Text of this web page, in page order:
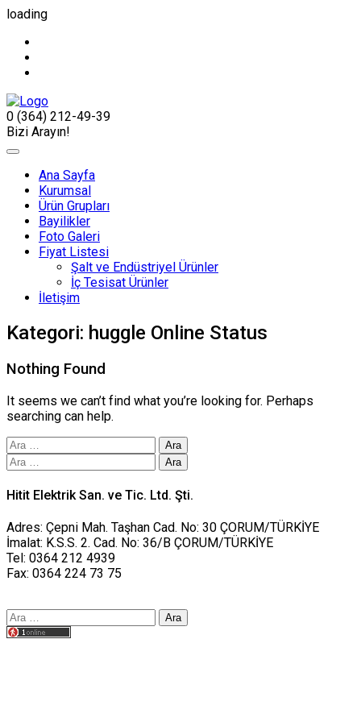
loading
0 (364) 212-49-39
Bizi Arayın!
Ana Sayfa
Kurumsal
Ürün Grupları
Bayilikler
Foto Galeri
Fiyat Listesi
Şalt ve Endüstriyel Ürünler
İç Tesisat Ürünler
İletişim
Kategori: huggle Online Status
Nothing Found
It seems we can’t find what you’re looking for. Perhaps
searching can help.
Arama:
Arama:
Hitit Elektrik San. ve Tic. Ltd. Şti.
Adres: Çepni Mah. Taşhan Cad. No: 30 ÇORUM/TÜRKİYE
İmalat: K.S.S. 2. Cad. No: 36/B ÇORUM/TÜRKİYE
Tel: 0364 212 4939
Fax: 0364 224 73 75
Arama: